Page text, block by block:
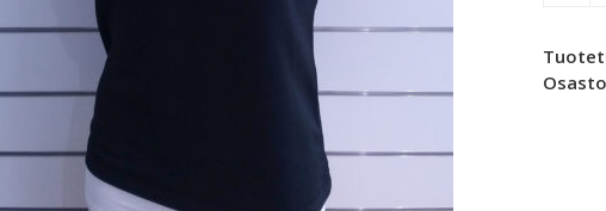
V-
Aukko